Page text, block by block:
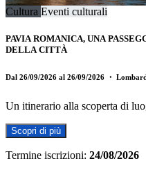
Cultura Eventi culturali
PAVIA ROMANICA, UNA
DELLA CITTÀ
Dal 26/09/2026 al 26/09/2026 ・
Un itinerario alla scoperta di
Scopri di più
Termine iscrizioni: 24/08/2026